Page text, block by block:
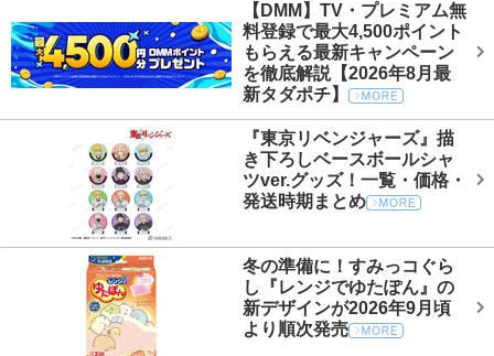
【DMM】TV・プレミアム無
料登録で最大4,500ポイント
もらえる最新キャンペーン
を徹底解説【2026年8月最
新タダポチ】
『東京リベンジャーズ』描
き下ろしベースボールシャ
ツver.グッズ！一覧・価格・
発送時期まとめ
冬の準備に！すみっコぐら
し『レンジでゆたぽん』の
新デザインが2026年9月頃
より順次発売